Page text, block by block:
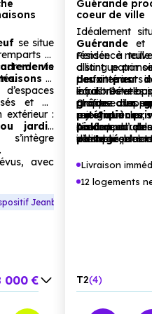
se situe
et
de vie
5
et de
extérieur :
jardin
s’intègre
avec
Jeanbrun
000 €
Guérande
coeur de ville
Idéalement
Guérande et
résidence
alliant
deux pas
infrastructures
profitez d’un
rejoignant les
piedpour
intemporel.
Pensée à
distingue par
parfaitement
local.
propose des
au 4 pièces,
résidence
Les intérieurs
équilibrés et
grâce aux
prestations
confort
volets
Chaque
extérieur
balcon,d’une
véritable
Au cœur de
partagé,des
une
privatifset
Livraison
12 logements
T2 4